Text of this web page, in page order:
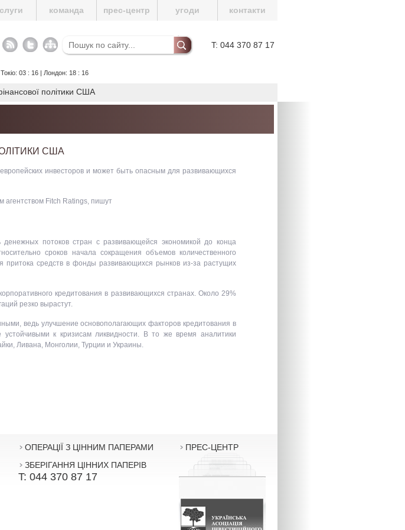
команда прес-центр угоди контакти
T: 044 370 87 17
03 : 16 | Лондон: 18 : 16
політики США
США
инвесторов и может быть опасным для развивающихся
агентством Fitch Ratings, пишут
потоков стран с развивающейся экономикой до конца
сроков начала сокращения объемов количественного
средств в фонды развивающихся рынков из-за растущих
кредитования в развивающихся странах. Около 29%
резко вырастут.
ведь улучшение основополагающих факторов кредитования в
к кризисам ликвидности. В то же время аналитики
Ливана, Монголии, Турции и Украины.
ОПЕРАЦІЇ З ЦІННИМ ПАПЕРАМИ
ЗБЕРІГАННЯ ЦІННИХ ПАПЕРІВ
T: 044 370 87 17
ПРЕС-ЦЕНТР